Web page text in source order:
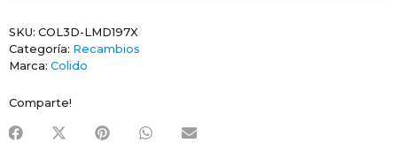
SKU: COL3D-LMD197X
Categoría: Recambios
Marca: Colido
Comparte!